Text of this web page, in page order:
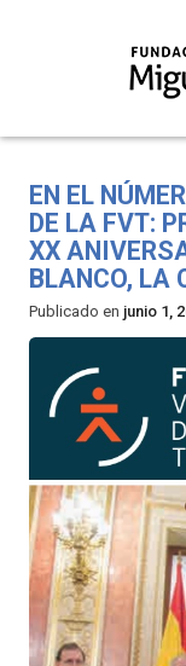
EN EL
DE LA FVT:
XX
BLANCO, LA
Publicado en junio 1,